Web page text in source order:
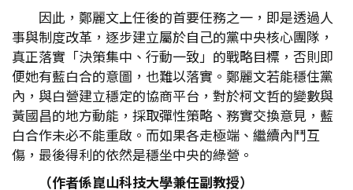
因此，鄭麗文上任後的首要任務之一，即是透過人
事與制度改革，逐步建立屬於自己的黨中央核心團隊，
真正落實「決策集中、行動一致」的戰略目標，否則即
便她有藍白合的意圖，也難以落實。鄭麗文若能穩住黨
內，與白營建立穩定的協商平台，對於柯文哲的變數與
黃國昌的地方動能，採取彈性策略、務實交換意見，藍
白合作未必不能重啟。而如果各走極端、繼續內鬥互
傷，最後得利的依然是穩坐中央的綠營。
（作者係崑山科技大學兼任副教授）